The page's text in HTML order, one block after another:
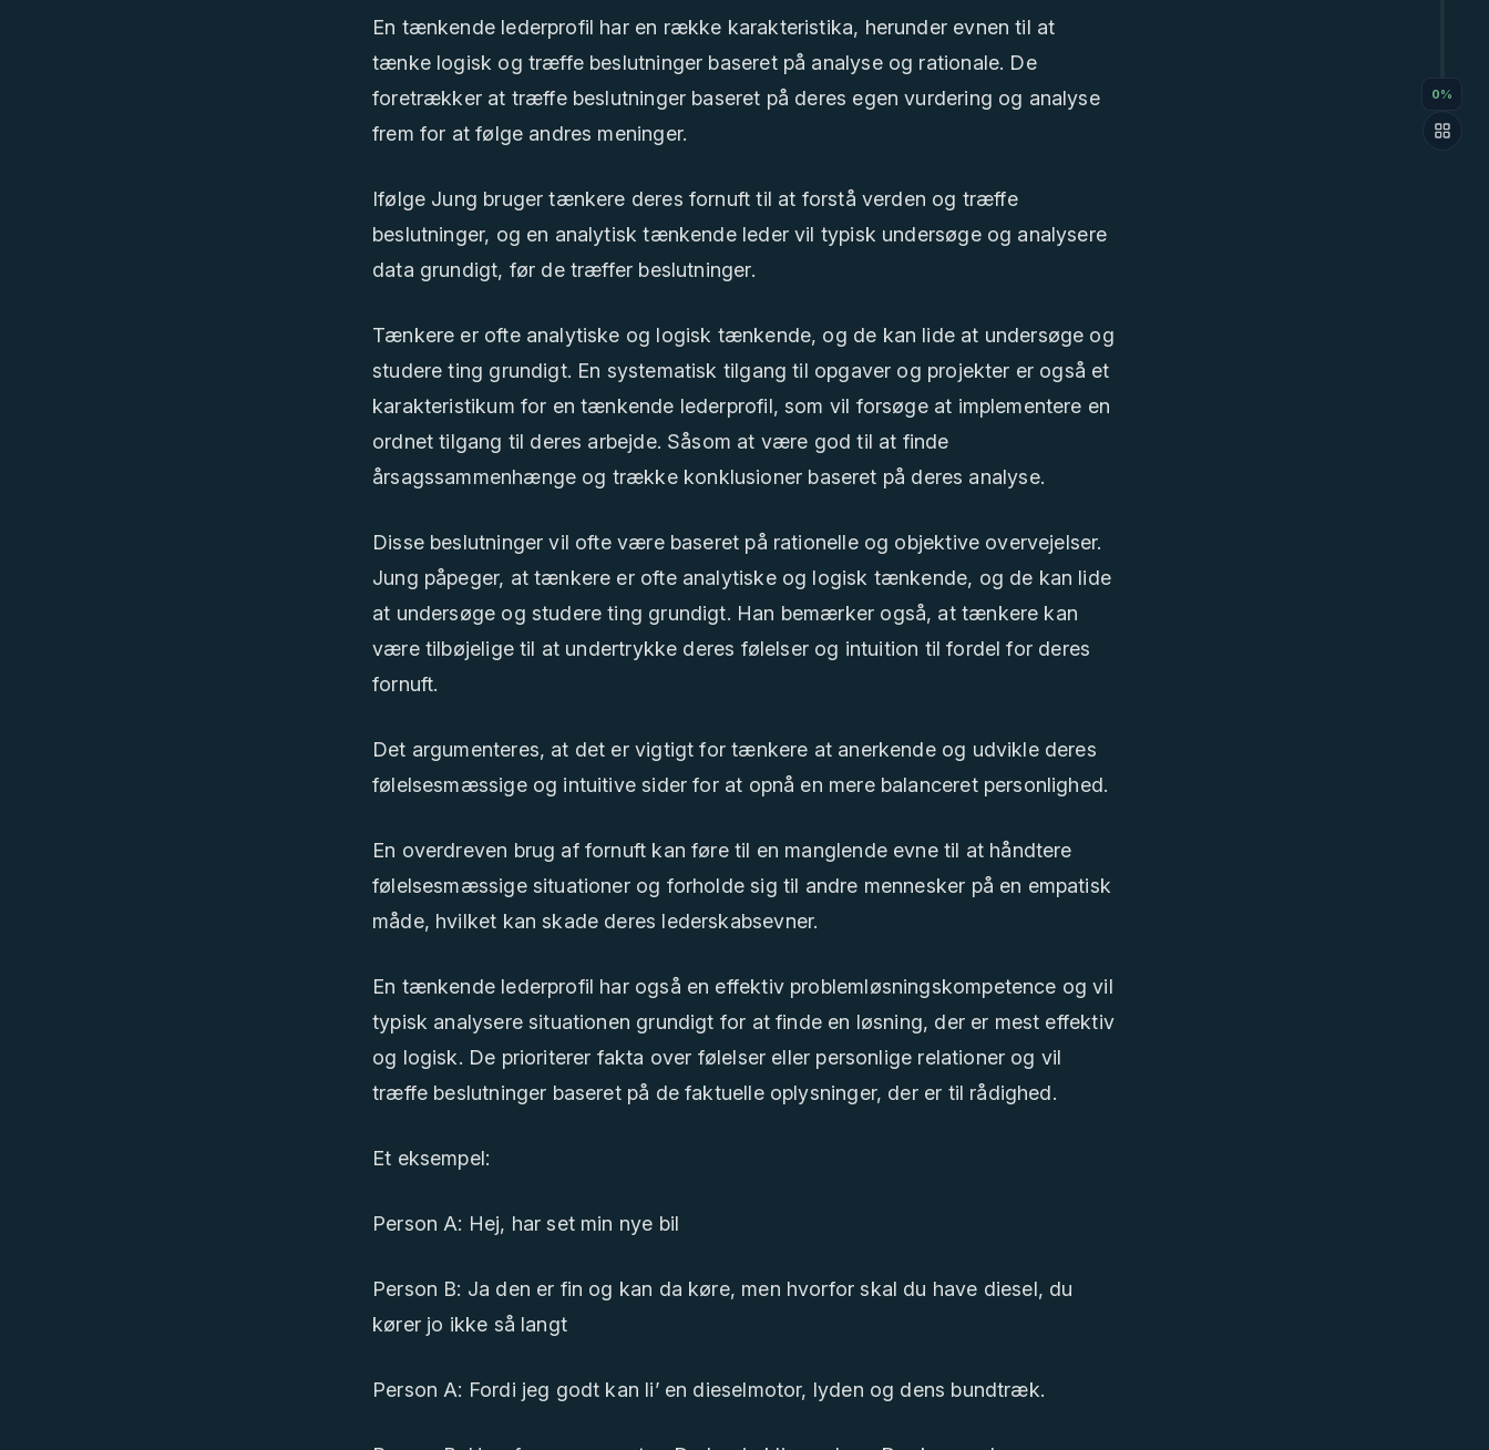
0%
En tænkende lederprofil har en række karakteristika, herunder evnen til at
tænke logisk og træffe beslutninger baseret på analyse og rationale. De
foretrækker at træffe beslutninger baseret på deres egen vurdering og analyse
frem for at følge andres meninger.
Ifølge Jung bruger tænkere deres fornuft til at forstå verden og træffe
beslutninger, og en analytisk tænkende leder vil typisk undersøge og analysere
data grundigt, før de træffer beslutninger.
Tænkere er ofte analytiske og logisk tænkende, og de kan lide at undersøge og
studere ting grundigt. En systematisk tilgang til opgaver og projekter er også et
karakteristikum for en tænkende lederprofil, som vil forsøge at implementere en
ordnet tilgang til deres arbejde. Såsom at være god til at finde
årsagssammenhænge og trække konklusioner baseret på deres analyse.
Disse beslutninger vil ofte være baseret på rationelle og objektive overvejelser.
Jung påpeger, at tænkere er ofte analytiske og logisk tænkende, og de kan lide
at undersøge og studere ting grundigt. Han bemærker også, at tænkere kan
være tilbøjelige til at undertrykke deres følelser og intuition til fordel for deres
fornuft.
Det argumenteres, at det er vigtigt for tænkere at anerkende og udvikle deres
følelsesmæssige og intuitive sider for at opnå en mere balanceret personlighed.
En overdreven brug af fornuft kan føre til en manglende evne til at håndtere
følelsesmæssige situationer og forholde sig til andre mennesker på en empatisk
måde, hvilket kan skade deres lederskabsevner.
En tænkende lederprofil har også en effektiv problemløsningskompetence og vil
typisk analysere situationen grundigt for at finde en løsning, der er mest effektiv
og logisk. De prioriterer fakta over følelser eller personlige relationer og vil
træffe beslutninger baseret på de faktuelle oplysninger, der er til rådighed.
Et eksempel:
Person A: Hej, har set min nye bil
Person B: Ja den er fin og kan da køre, men hvorfor skal du have diesel, du
kører jo ikke så langt
Person A: Fordi jeg godt kan li’ en dieselmotor, lyden og dens bundtræk.